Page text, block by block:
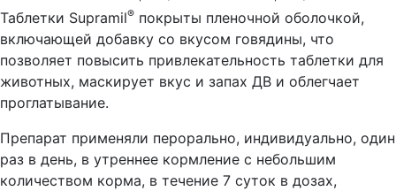
Таблетки Supramil® покрыты пленочной оболочкой,
включающей добавку со вкусом говядины, что
позволяет повысить привлекательность таблетки для
животных, маскирует вкус и запах ДВ и облегчает
проглатывание.
Препарат применяли перорально, индивидуально, один
раз в день, в утреннее кормление с небольшим
количеством корма, в течение 7 суток в дозах,